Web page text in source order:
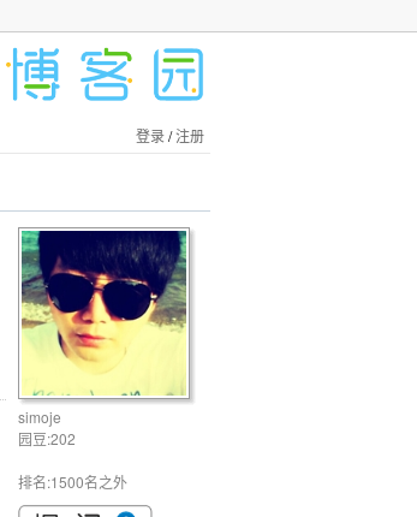
登录/注册
simoje
园豆:202
排名:1500名之外